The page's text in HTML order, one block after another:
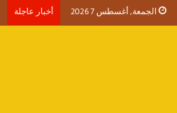
الجمعة, أغسطس 7 2026 أخبار عاجلة